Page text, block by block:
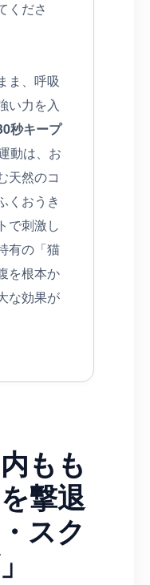
くださ
ま、呼吸
い力を入
秒キープ
動は、お
天然のコ
くおうき
で刺激し
有の「猫
を根本か
な効果が
もも
撃退
スク